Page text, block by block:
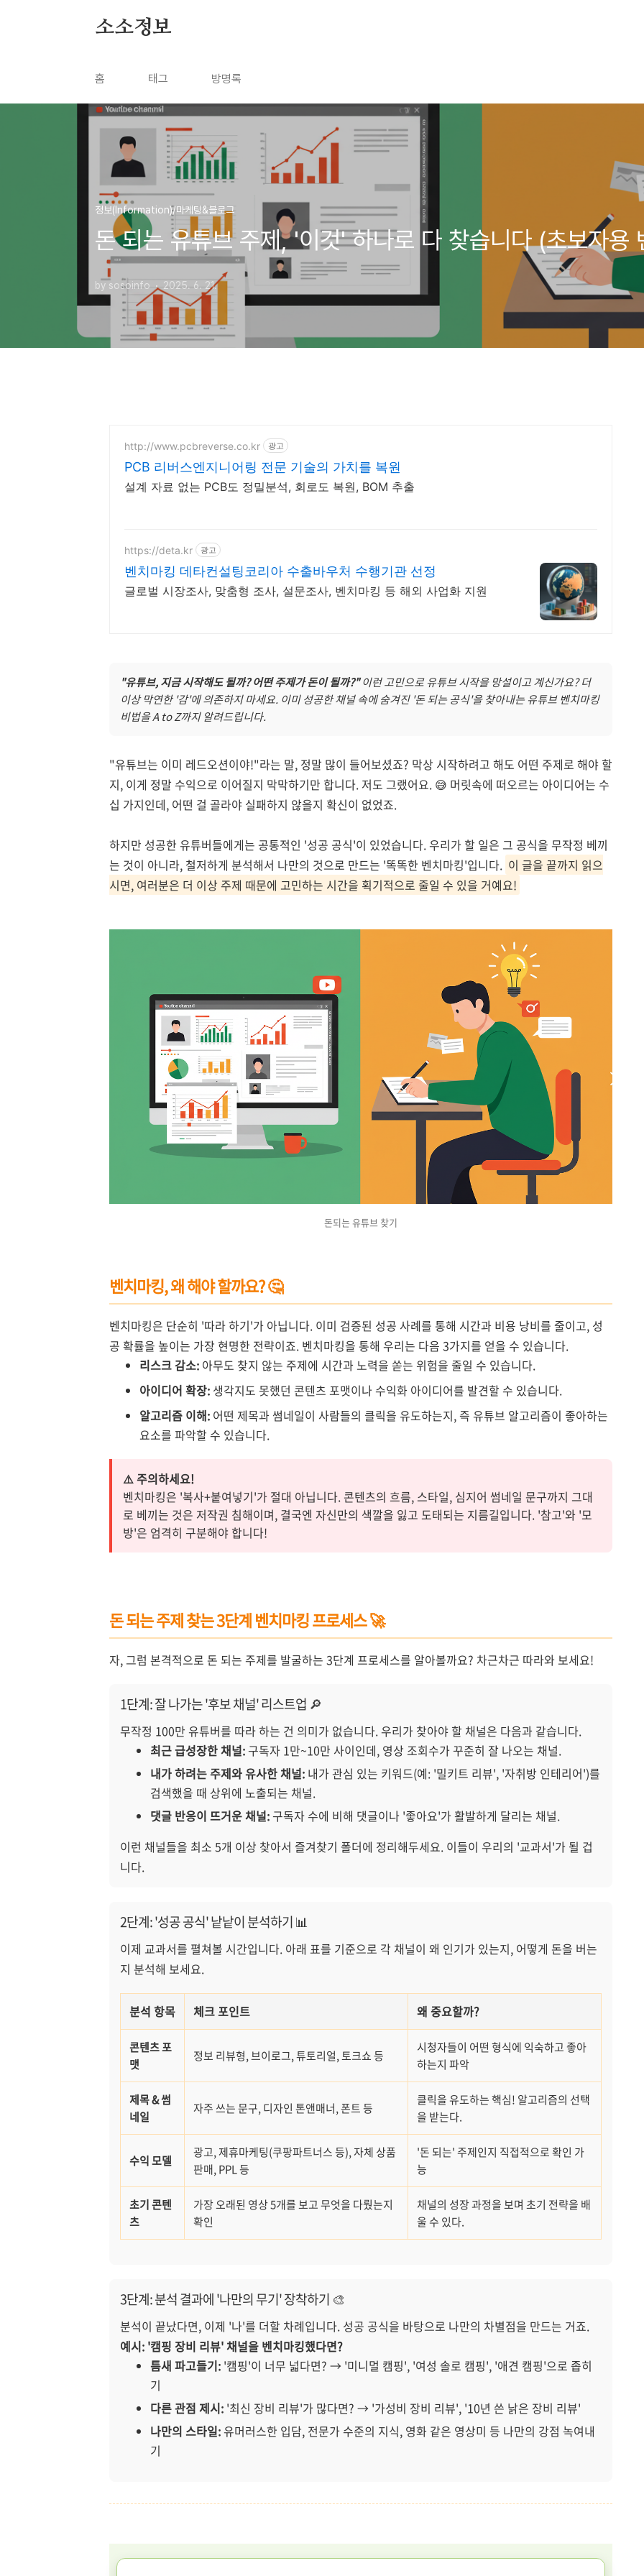
소소정보
홈 태그 방명록
정보(Information)/마케팅&블로그
돈 되는 유튜브 주제, '이것' 하나로 다 찾습니다 (초보자용
by sosoinfo 2025. 6. 21.
http://www.pcbreverse.co.kr 광고
PCB 리버스엔지니어링 전문 기술의 가치를 복원
설계 자료 없는 PCB도 정밀분석, 회로도 복원, BOM 추출
https://deta.kr 광고
벤치마킹 데타컨설팅코리아 수출바우처 수행기관 선정
글로벌 시장조사, 맞춤형 조사, 설문조사, 벤치마킹 등 해외 사업화 지원
"유튜브, 지금 시작해도 될까? 어떤 주제가 돈이 될까?"이런 고민으로 유튜브 시작을 망설이고 계신가요? 더
이상 막연한 '감'에 의존하지 마세요. 이미 성공한 채널 속에 숨겨진 '돈 되는 공식'을 찾아내는 유튜브 벤치마킹
비법을 A to Z까지 알려드립니다.
"유튜브는 이미 레드오션이야!"라는 말, 정말 많이 들어보셨죠? 막상 시작하려고 해도 어떤 주제로 해야 할
지, 이게 정말 수익으로 이어질지 막막하기만 합니다. 저도 그랬어요. 😅 머릿속에 떠오르는 아이디어는 수
십 가지인데, 어떤 걸 골라야 실패하지 않을지 확신이 없었죠.
하지만 성공한 유튜버들에게는 공통적인 '성공 공식'이 있었습니다. 우리가 할 일은 그 공식을 무작정 베끼
는 것이 아니라, 철저하게 분석해서 나만의 것으로 만드는 '똑똑한 벤치마킹'입니다. 이 글을 끝까지 읽으
시면, 여러분은 더 이상 주제 때문에 고민하는 시간을 획기적으로 줄일 수 있을 거예요!
돈되는 유튜브 찾기
벤치마킹, 왜 해야 할까요? 🤔
벤치마킹은 단순히 '따라 하기'가 아닙니다. 이미 검증된 성공 사례를 통해 시간과 비용 낭비를 줄이고, 성
공 확률을 높이는 가장 현명한 전략이죠. 벤치마킹을 통해 우리는 다음 3가지를 얻을 수 있습니다.
리스크 감소: 아무도 찾지 않는 주제에 시간과 노력을 쏟는 위험을 줄일 수 있습니다.
아이디어 확장: 생각지도 못했던 콘텐츠 포맷이나 수익화 아이디어를 발견할 수 있습니다.
알고리즘 이해: 어떤 제목과 썸네일이 사람들의 클릭을 유도하는지, 즉 유튜브 알고리즘이 좋아하는
요소를 파악할 수 있습니다.
⚠️ 주의하세요!
벤치마킹은 '복사+붙여넣기'가 절대 아닙니다. 콘텐츠의 흐름, 스타일, 심지어 썸네일 문구까지 그대
로 베끼는 것은 저작권 침해이며, 결국엔 자신만의 색깔을 잃고 도태되는 지름길입니다. '참고'와 '모
방'은 엄격히 구분해야 합니다!
돈 되는 주제 찾는 3단계 벤치마킹 프로세스 🚀
자, 그럼 본격적으로 돈 되는 주제를 발굴하는 3단계 프로세스를 알아볼까요? 차근차근 따라와 보세요!
1단계: 잘 나가는 '후보 채널' 리스트업 🔎
무작정 100만 유튜버를 따라 하는 건 의미가 없습니다. 우리가 찾아야 할 채널은 다음과 같습니다.
최근 급성장한 채널:구독자 1만~10만 사이인데, 영상 조회수가 꾸준히 잘 나오는 채널.
내가 하려는 주제와 유사한 채널: 내가 관심 있는 키워드(예: '밀키트 리뷰', '자취방 인테리어')를
검색했을 때 상위에 노출되는 채널.
댓글 반응이 뜨거운 채널:구독자 수에 비해 댓글이나 '좋아요'가 활발하게 달리는 채널.
이런 채널들을 최소 5개 이상 찾아서 즐겨찾기 폴더에 정리해두세요. 이들이 우리의 '교과서'가 될 겁
니다.
2단계: '성공 공식' 낱낱이 분석하기 📊
이제 교과서를 펼쳐볼 시간입니다. 아래 표를 기준으로 각 채널이 왜 인기가 있는지, 어떻게 돈을 버는
지 분석해 보세요.
분석 항목 체크 포인트 왜 중요할까?
콘텐츠 포
맷
정보 리뷰형, 브이로그, 튜토리얼, 토크쇼 등
시청자들이 어떤 형식에 익숙하고 좋아
하는지 파악
제목 & 썸
네일
자주 쓰는 문구, 디자인 톤앤매너, 폰트 등
클릭을 유도하는 핵심! 알고리즘의 선택
을 받는다.
수익 모델
광고, 제휴마케팅(쿠팡파트너스 등), 자체 상품
판매, PPL 등
'돈 되는' 주제인지 직접적으로 확인 가
능
초기 콘텐
츠
가장 오래된 영상 5개를 보고 무엇을 다뤘는지
확인
채널의 성장 과정을 보며 초기 전략을 배
울 수 있다.
3단계: 분석 결과에 '나만의 무기' 장착하기 🎨
분석이 끝났다면, 이제 '나'를 더할 차례입니다. 성공 공식을 바탕으로 나만의 차별점을 만드는 거죠.
예시: '캠핑 장비 리뷰' 채널을 벤치마킹했다면?
틈새 파고들기: '캠핑'이 너무 넓다면? → '미니멀 캠핑', '여성 솔로 캠핑', '애견 캠핑'으로 좁히
기
다른 관점 제시: '최신 장비 리뷰'가 많다면? → '가성비 장비 리뷰', '10년 쓴 낡은 장비 리뷰'
나만의 스타일:유머러스한 입담, 전문가 수준의 지식, 영화 같은 영상미 등 나만의 강점 녹여내
기